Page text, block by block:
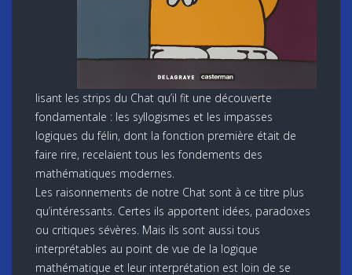
lisant les strips du Chat qu’il fit une découverte
fondamentale : les syllogismes et les impasses
logiques du félin, dont la fonction première était de
faire rire, recelaient tous les fondements des
mathématiques modernes.
Les raisonnements de notre Chat sont à ce titre plus
qu’intéressants. Certes ils apportent idées, paradoxes
ou critiques sévères. Mais ils sont aussi tous
interprétables au point de vue de la logique
mathématique et leur interprétation est loin de se